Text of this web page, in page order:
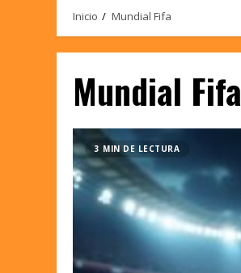
Inicio Mundial Fifa
Mundial Fifa
3 MIN DE LECTURA